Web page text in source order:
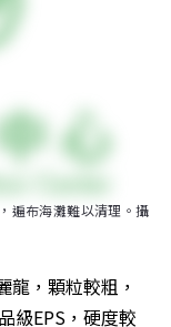
遍布海灘難以清理。攝
龍，顆粒較粗，
級EPS，硬度較